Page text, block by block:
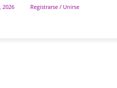
2026 Registrarse / Unirse